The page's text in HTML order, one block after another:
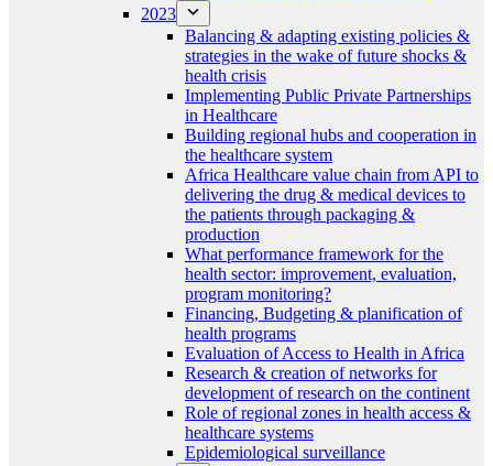
2023
Balancing & adapting existing policies &
strategies in the wake of future shocks &
health crisis
Implementing Public Private Partnerships
in Healthcare
Building regional hubs and cooperation in
the healthcare system
Africa Healthcare value chain from API to
delivering the drug & medical devices to
the patients through packaging &
production
What performance framework for the
health sector: improvement, evaluation,
program monitoring?
Financing, Budgeting & planification of
health programs
Evaluation of Access to Health in Africa
Research & creation of networks for
development of research on the continent
Role of regional zones in health access &
healthcare systems
Epidemiological surveillance